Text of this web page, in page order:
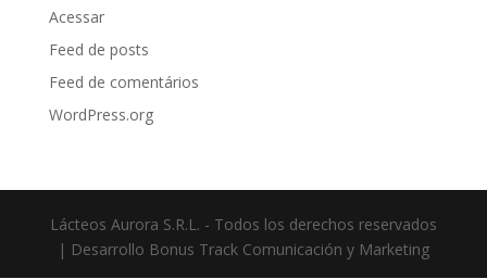
Acessar
Feed de posts
Feed de comentários
WordPress.org
Lácteos Aurora S.R.L. - Todos los derechos reservados
| Desarrollo Bonus Track Comunicación y Marketing